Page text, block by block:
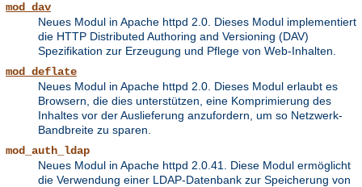
mod_dav
Neues Modul in Apache httpd 2.0. Dieses Modul implementiert
die HTTP Distributed Authoring and Versioning (DAV)
Spezifikation zur Erzeugung und Pflege von Web-Inhalten.
mod_deflate
Neues Modul in Apache httpd 2.0. Dieses Modul erlaubt es
Browsern, die dies unterstützen, eine Komprimierung des
Inhaltes vor der Auslieferung anzufordern, um so Netzwerk-
Bandbreite zu sparen.
mod_auth_ldap
Neues Modul in Apache httpd 2.0.41. Diese Modul ermöglicht
die Verwendung einer LDAP-Datenbank zur Speicherung von